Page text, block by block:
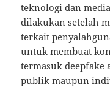
teknologi dan
dilakukan setelah
terkait
untuk membuat
termasuk deepfake
publik maupun